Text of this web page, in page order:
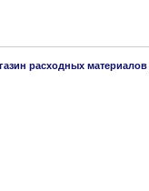
расходных материалов